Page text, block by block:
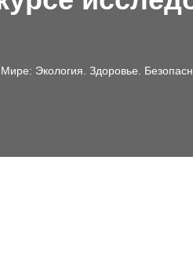
Экология. Здоровье.